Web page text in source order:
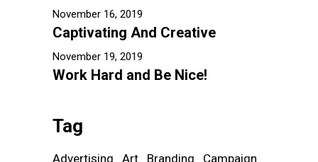
November 16, 2019
Captivating And Creative
November 19, 2019
Work Hard and Be Nice!
Tag
Advertising Art Branding
Campaign